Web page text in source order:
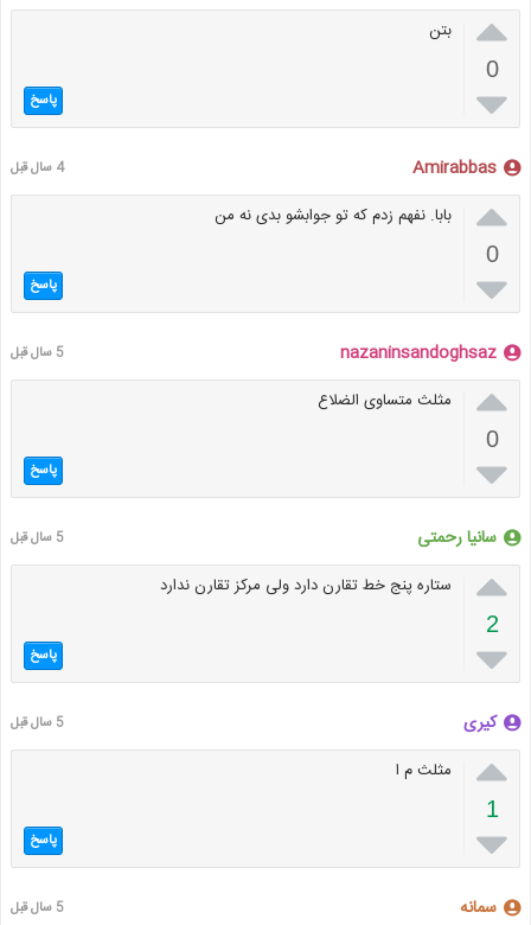

0

بتن
پاسخ
Amirabbas 4 سال قبل

0

بابا. نفهم زدم که تو جوابشو بدی نه من
پاسخ
nazaninsandoghsaz 5 سال قبل

0

مثلث متساوی الضلاع
پاسخ
سانیا رحمتی 5 سال قبل

2

ستاره پنج خط تقارن دارد ولی مرکز تقارن ندارد
پاسخ
کیری 5 سال قبل

1

مثلث م ا
پاسخ
سمانه 5 سال قبل